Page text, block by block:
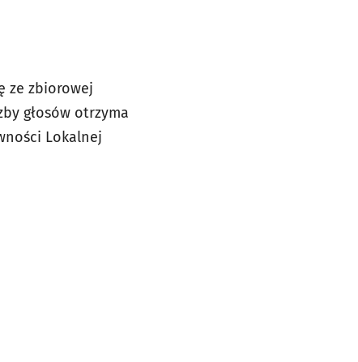
ze zbiorowej
głosów otrzyma
Lokalnej